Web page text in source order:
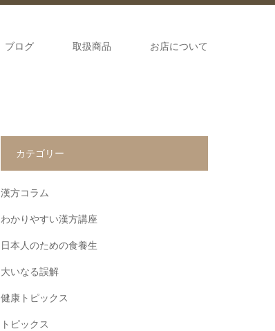
ブログ 取扱商品 お店について
カテゴリー
漢方コラム
わかりやすい漢方講座
日本人のための食養生
大いなる誤解
健康トピックス
トピックス